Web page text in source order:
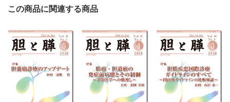
この商品に関連する商品